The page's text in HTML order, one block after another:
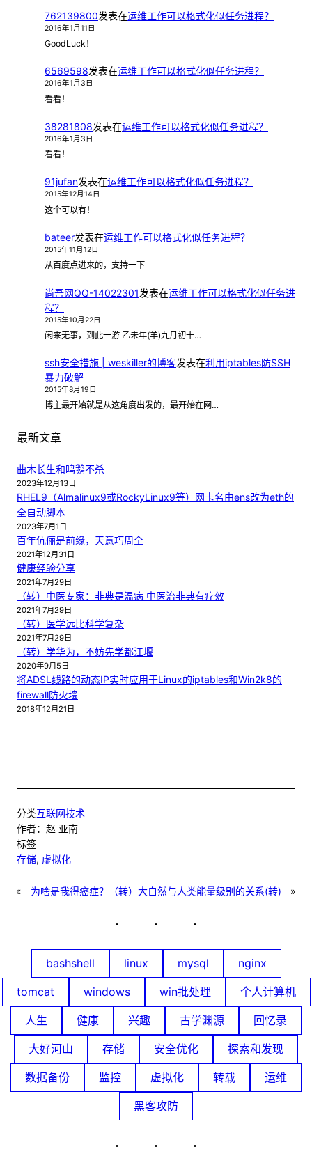
762139800发表在运维工作可以格式化似任务进程？
2016年1月11日
GoodLuck！
6569598发表在运维工作可以格式化似任务进程？
2016年1月3日
看看！
38281808发表在运维工作可以格式化似任务进程？
2016年1月3日
看看！
91jufan发表在运维工作可以格式化似任务进程？
2015年12月14日
这个可以有！
bateer发表在运维工作可以格式化似任务进程？
2015年11月12日
从百度点进来的，支持一下
尚吾网QQ-14022301发表在运维工作可以格式化似任务进
程？
2015年10月22日
闲来无事，到此一游 乙未年(羊)九月初十…
ssh安全措施 | weskiller的博客发表在利用iptables防SSH
暴力破解
2015年8月19日
博主最开始就是从这角度出发的，最开始在网…
最新文章
曲木长生和鸣鹅不杀
2023年12月13日
RHEL9（Almalinux9或RockyLinux9等）网卡名由ens改为eth的
全自动脚本
2023年7月1日
百年伉俪是前缘，天意巧周全
2021年12月31日
健康经验分享
2021年7月29日
（转）中医专家：非典是温病 中医治非典有疗效
2021年7月29日
（转）医学远比科学复杂
2021年7月29日
（转）学华为，不妨先学都江堰
2020年9月5日
将ADSL线路的动态IP实时应用于Linux的iptables和Win2k8的
firewall防火墙
2018年12月21日
分类互联网技术
作者： 赵 亚南
标签
存储, 虚拟化
« 为啥是我得癌症？（转） 大自然与人类能量级别的关系(转) »
bashshell linux mysql nginx
tomcat windows win批处理 个人计算机
人生 健康 兴趣 古学渊源 回忆录
大好河山 存储 安全优化 探索和发现
数据备份 监控 虚拟化 转载 运维
黑客攻防